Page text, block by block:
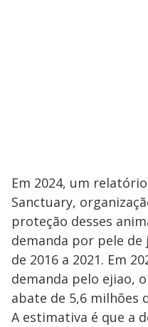
Em 2024, um
Sanctuary,
proteção desses
demanda por pele de
de 2016 a 2021. Em
demanda pelo ejiao,
abate de 5,6 milhões
A estimativa é que a